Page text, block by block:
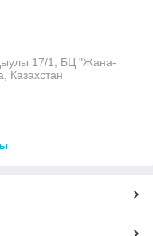
17/1, БЦ "Жана-
Казахстан